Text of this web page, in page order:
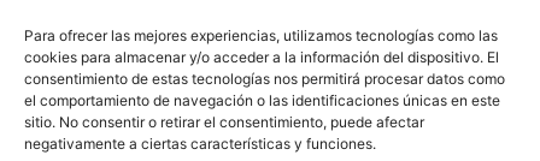
Para ofrecer las mejores experiencias, utilizamos tecnologías como las
cookies para almacenar y/o acceder a la información del dispositivo. El
consentimiento de estas tecnologías nos permitirá procesar datos como
el comportamiento de navegación o las identificaciones únicas en este
sitio. No consentir o retirar el consentimiento, puede afectar
negativamente a ciertas características y funciones.